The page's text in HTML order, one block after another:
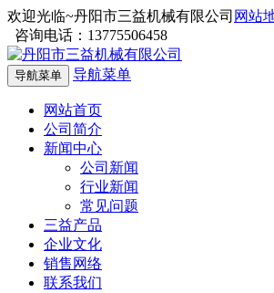
欢迎光临~丹阳市三益机械有限公司 网站
咨询电话：13775506458
导航菜单 导航菜单
网站首页
公司简介
新闻中心
公司新闻
行业新闻
常见问题
三益产品
企业文化
销售网络
联系我们